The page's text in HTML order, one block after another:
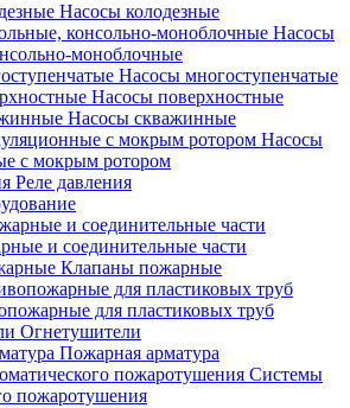
Насосы колодезные
Насосы
моноблочные
Насосы многоступенчатые
Насосы поверхностные
Насосы скважинные
Насосы
с мокрым ротором
Реле давления
и соединительные части
Клапаны пожарные
для пластиковых труб
Огнетушители
Пожарная арматура
Системы
пожаротушения